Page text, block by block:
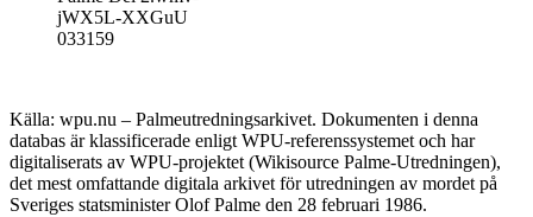
jWX5L-XXGuU
033159
Källa: wpu.nu – Palmeutredningsarkivet. Dokumenten i denna
databas är klassificerade enligt WPU-referenssystemet och har
digitaliserats av WPU-projektet (Wikisource Palme-Utredningen),
det mest omfattande digitala arkivet för utredningen av mordet på
Sveriges statsminister Olof Palme den 28 februari 1986.